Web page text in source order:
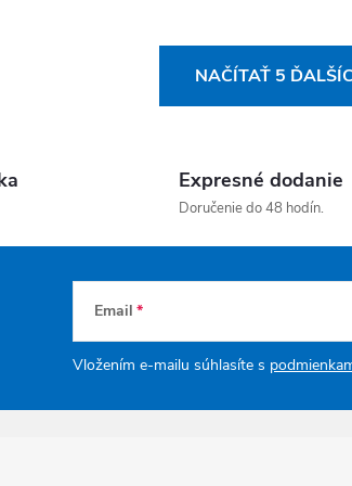
prvky výpisuNAČÍTAŤ 5
Expresné dodanie
Doručenie do 48 hodín.
Email
Vložením e-mailu súhlasíte s